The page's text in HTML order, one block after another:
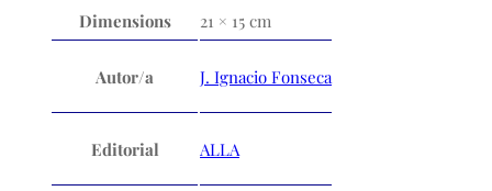
Dimensions 21 × 15 cm
Autor/a J. Ignacio Fonseca
Editorial ALLA